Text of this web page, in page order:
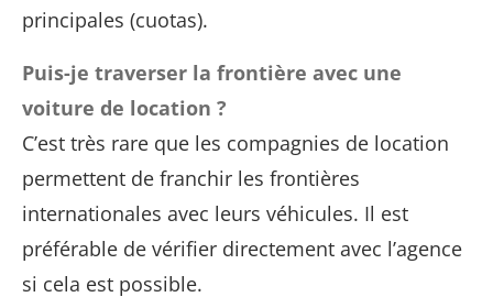
principales (cuotas).
Puis-je traverser la frontière avec une
voiture de location ?
C’est très rare que les compagnies de location
permettent de franchir les frontières
internationales avec leurs véhicules. Il est
préférable de vérifier directement avec l’agence
si cela est possible.